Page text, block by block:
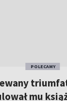
skoki?
Jubileusz 110-lecia
nie starczy nocy"